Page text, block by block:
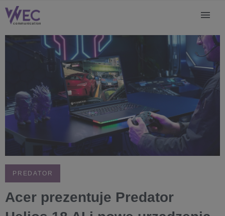
PREDATOR
Acer prezentuje Predator